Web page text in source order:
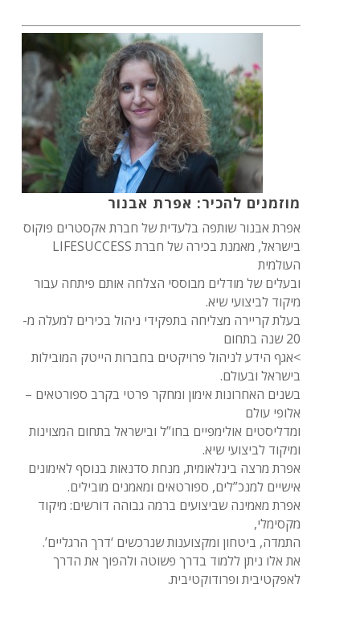
מוזמנים להכיר: אפרת אבנור
אפרת אבנור שותפה בלעדית של חברת אקסטרים פוקוס
בישראל, מאמנת בכירה של חברת LIFESUCCESS
העולמית
ובעלים של מודלים מבוססי הצלחה אותם פיתחה עבור
מיקוד לביצועי שיא.
בעלת קריירה מצליחה בתפקידי ניהול בכירים למעלה מ-
20 שנה בתחום
>אגף הידע לניהול פרויקטים בחברות הייטק המובילות
בישראל ובעולם.
בשנים האחרונות אימון ומחקר פרטי בקרב ספורטאים –
אלופי עולם
ומדליסטים אולימפיים בחו”ל ובישראל בתחום המצוינות
ומיקוד לביצועי שיא.
אפרת מרצה בינלאומית, מנחת סדנאות בנוסף לאימונים
אישיים למנכ”לים, ספורטאים ומאמנים מובילים.
אפרת מאמינה שביצועים ברמה גבוהה דורשים: מיקוד
מקסימלי,
התמדה, ביטחון ומקצוענות שנרכשים ‘דרך הרגליים’.
את אלו ניתן ללמוד בדרך פשוטה ולהפוך את הדרך
לאפקטיבית ופרודוקטיבית.